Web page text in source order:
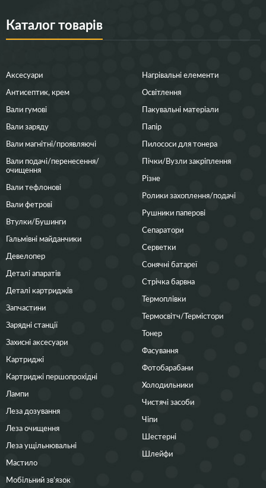
Каталог товарів
Аксесуари
Антисептик, крем
Вали гумові
Вали заряду
Вали магнітні/проявляючі
Вали подачі/перенесення/
очищення
Вали тефлонові
Вали фетрові
Втулки/Бушинги
Гальмівні майданчики
Девелопер
Деталі апаратів
Деталі картриджів
Запчастини
Зарядні станції
Захисні аксесуари
Картриджі
Картриджі першопрохідні
Лампи
Леза дозування
Леза очищення
Леза ущільнювальні
Мастило
Мобільний зв’язок
Нагрівальні елементи
Освітлення
Пакувальні матеріали
Папір
Пилососи для тонера
Пічки/Вузли закріплення
Різне
Ролики захоплення/подачі
Рушники паперові
Сепаратори
Серветки
Сонячні батареї
Стрічка барвна
Термоплівки
Термосвітч/Термістори
Тонер
Фасування
Фотобарабани
Холодильники
Чистячі засоби
Чіпи
Шестерні
Шлейфи